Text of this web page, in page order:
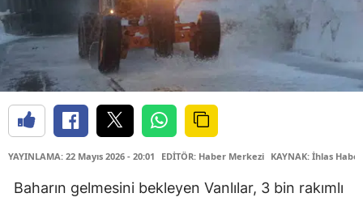
YAYINLAMA: 22 Mayıs 2026 - 20:01 EDİTÖR: Haber Merkezi KAYNAK: İhlas
Baharın gelmesini bekleyen Vanlılar, 3 bin rakımlı